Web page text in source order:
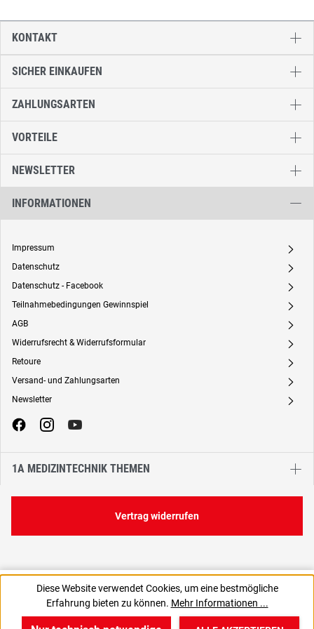
5,21 €
0,35 € / 1 Stück
SICHER EINKAUFEN
ZAHLUNGSARTEN
VORTEILE
NEWSLETTER
INFORMATIONEN
Impressum A
Datenschutz A
Datenschutz - Facebook A
Teilnahmebedingungen Gewinnspiel A
AGB A
Widerrufsrecht & Widerrufsformular A
Retoure A
Versand- und Zahlungsarten A
Newsletter A
1A MEDIZINTECHNIK THEMEN
KONTAKT
Vertrag widerrufen
Diese Website verwendet Cookies, um eine bestmögliche
Erfahrung bieten zu können. Mehr Informationen ...